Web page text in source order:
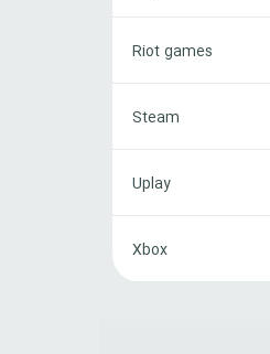
games
Riot games
Steam
Uplay
Xbox